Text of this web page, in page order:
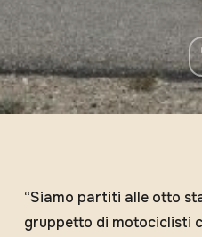
“Siamo partiti alle otto
gruppetto di motociclisti